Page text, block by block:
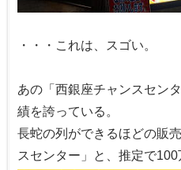
・・・これは、スゴい。
あの「西銀座チャンスセン
績を誇っている。
長蛇の列ができるほどの販
スセンター」と、推定で